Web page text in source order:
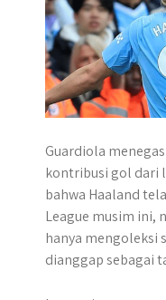
Guardiola
kontribusi gol dari
bahwa Haaland
League musim ini,
hanya mengoleksi
dianggap sebagai